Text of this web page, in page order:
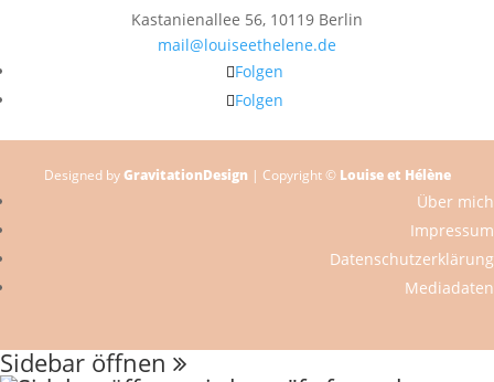
Kastanienallee 56, 10119 Berlin
mail@louiseethelene.de
Folgen
Folgen
Designed byGravitationDesign | Copyright © Louise et Hélène
Über mich
Impressum
Datenschutzerklärung
Mediadaten
Sidebar öffnen